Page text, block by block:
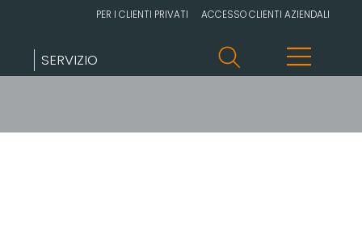
SERVIZIO
PER I CLIENTI PRIVATI ACCESSO CLIENTI AZIENDALI